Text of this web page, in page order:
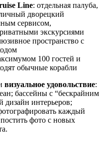
Line: отдельная палуба,
дворецкий
сервисом,
экскурсиями
пространство с
100 гостей и
обычные корабли
визуальное удовольствие:
бассейны с “бескрайним
дизайн интерьеров;
каждый
фото с новых